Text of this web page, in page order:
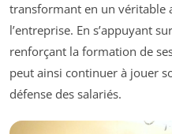
transformant en un véritable
l’entreprise. En s’appuyant
renforçant la formation de
peut ainsi continuer à jouer
défense des salariés.